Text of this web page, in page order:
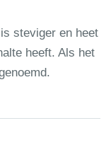
steviger en heet
heeft. Als het